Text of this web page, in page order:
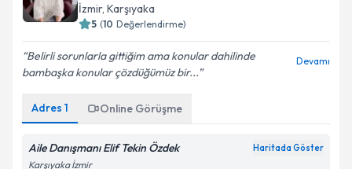
İzmir, Karşıyaka
5 (10 Değerlendirme)
Belirli sorunlarla gittiğim ama konular dahilinde
bambaşka konular çözdüğümüz bir...
Devamı
Adres 1 Online Görüşme
Aile Danışmanı Elif Tekin Özdek Haritada Göster
Karşıyaka İzmir